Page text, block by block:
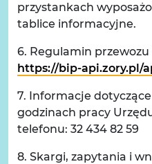
przystankach
tablice informacyjne.
6. Regulamin przewozu
https://bip-api.zory.pl/
7. Informacje
godzinach pracy
telefonu: 32 434 82 59
8. Skargi, zapytania i